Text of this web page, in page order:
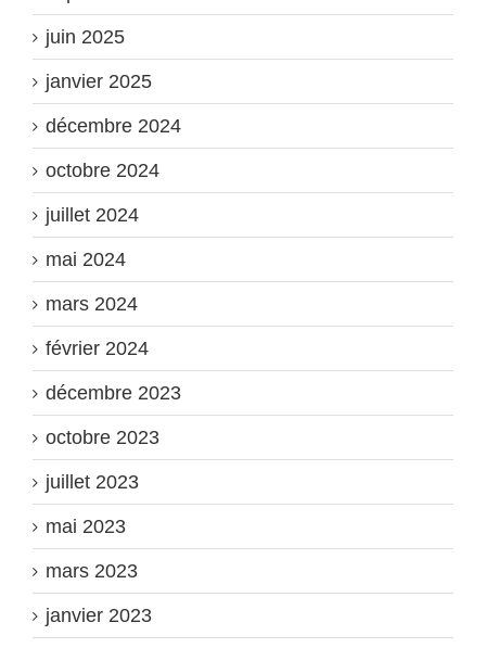
juin 2025
janvier 2025
décembre 2024
octobre 2024
juillet 2024
mai 2024
mars 2024
février 2024
décembre 2023
octobre 2023
juillet 2023
mai 2023
mars 2023
janvier 2023